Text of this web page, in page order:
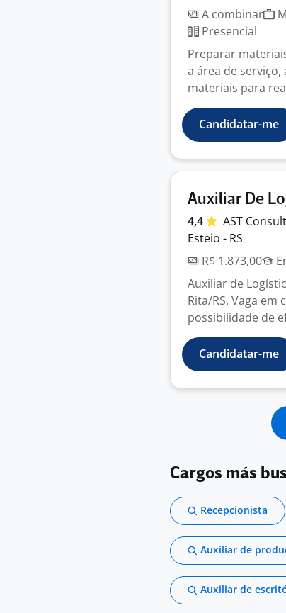
A combinar
Presencial
Preparar
a área de
materiais para
Candidatar-me
Auxiliar De
4,4 AST Consult
Esteio - RS
R$ 1.873,00
Auxiliar de
Rita/RS. Vaga
possibilidade de
Candidatar-me
Cargos más
Recepcionista
Auxiliar de
Auxiliar de